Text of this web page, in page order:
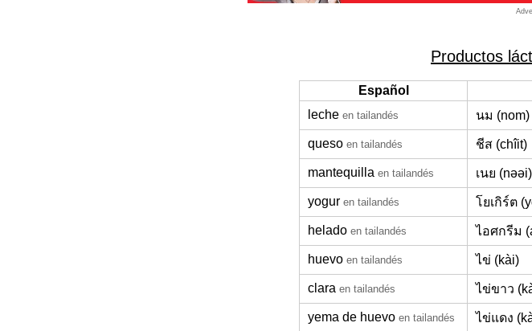
Productos
Español
leche en tailandés นม (nom)
queso en tailandés ชีส (chîit)
mantequilla en tailandés เนย (nəəi)
yogur en tailandés โยเกิร์ต
helado en tailandés ไอศกรีม
huevo en tailandés ไข่ (kài)
clara en tailandés ไข่ขาว
yema de huevo en tailandés ไข่แดง